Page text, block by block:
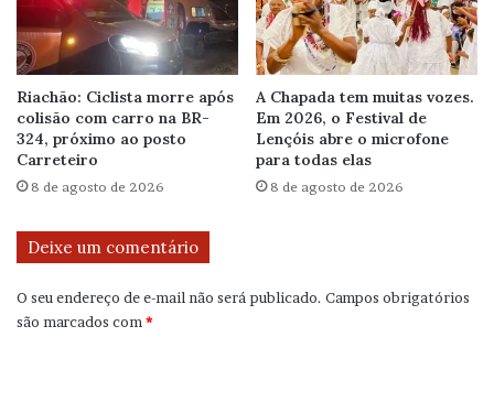
Riachão: Ciclista morre após
colisão com carro na BR-
324, próximo ao posto
Carreteiro
8 de agosto de 2026
A Chapada tem muitas vozes.
Em 2026, o Festival de
Lençóis abre o microfone
para todas elas
8 de agosto de 2026
Deixe um comentário
O seu endereço de e-mail não será publicado. Campos obrigatórios
são marcados com *